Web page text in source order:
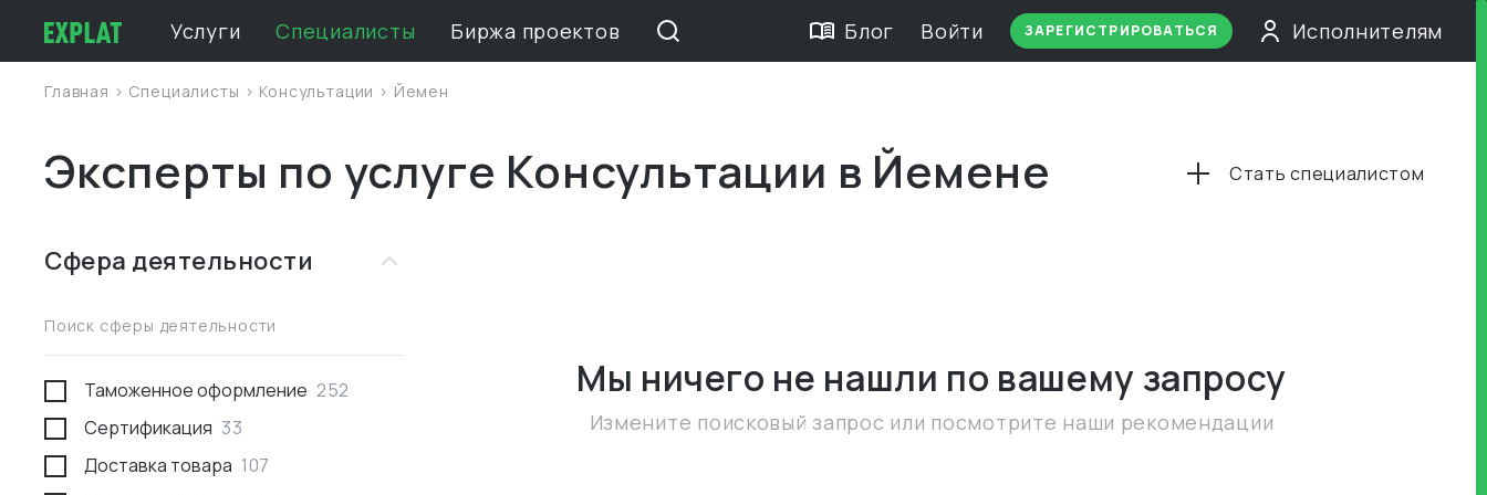
Услуги Специалисты Биржа проектов Блог Войти ЗАРЕГИСТРИРОВАТЬСЯ Исполнителям
Главная > Специалисты > Консультации > Йемен
Эксперты по услуге Консультации в Йемене Стать специалистом
Сфера деятельности
Поиск сферы деятельности
Таможенное оформление 252
Сертификация 33
Доставка товара 107
Мы ничего не нашли по вашему запросу
Измените поисковый запрос или посмотрите наши рекомендации